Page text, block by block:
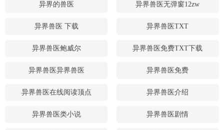
异界的兽医 异界兽医无弹窗12zw
异界兽医 下载 异界兽医TXT
异界兽医鲍威尔 异界兽医免费TXT下载
异界兽医异界兽医 异界兽医免费
异界兽医在线阅读顶点 异界兽医介绍
异界兽医类小说 异界兽医剧情